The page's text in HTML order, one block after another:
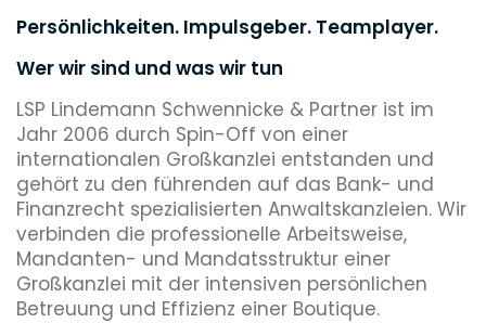
Persönlichkeiten. Impulsgeber. Teamplayer.
Wer wir sind und was wir tun
LSP Lindemann Schwennicke & Partner ist im
Jahr 2006 durch Spin-Off von einer
internationalen Großkanzlei entstanden und
gehört zu den führenden auf das Bank- und
Finanzrecht spezialisierten Anwaltskanzleien. Wir
verbinden die professionelle Arbeitsweise,
Mandanten- und Mandatsstruktur einer
Großkanzlei mit der intensiven persönlichen
Betreuung und Effizienz einer Boutique.